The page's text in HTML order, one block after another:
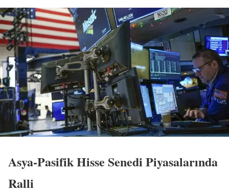
Asya-Pasifik Hisse Senedi Piyasalarında
Ralli